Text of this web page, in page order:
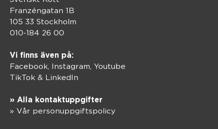
Franzéngatan 1B
105 33 Stockholm
010-184 26 00
Vi finns även på:
Facebook, Instagram Youtube
TikTok & LinkedIn
» Alla kontaktuppgifter
» Vår personuppgiftspolicy